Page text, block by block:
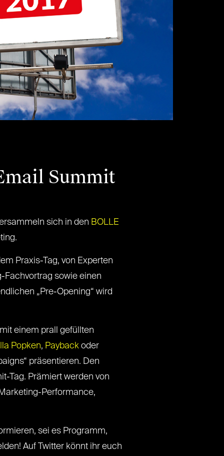
Summit
sich in den BOLLE
Praxis-Tag, von Experten
Fachvortrag sowie einen
„Pre-Opening“ wird
einem prall gefüllten
Popken, Paybackoder
präsentieren. Den
Tag. Prämiert werden von
Performance,
sei es Programm,
Auf Twitter könnt ihr euch